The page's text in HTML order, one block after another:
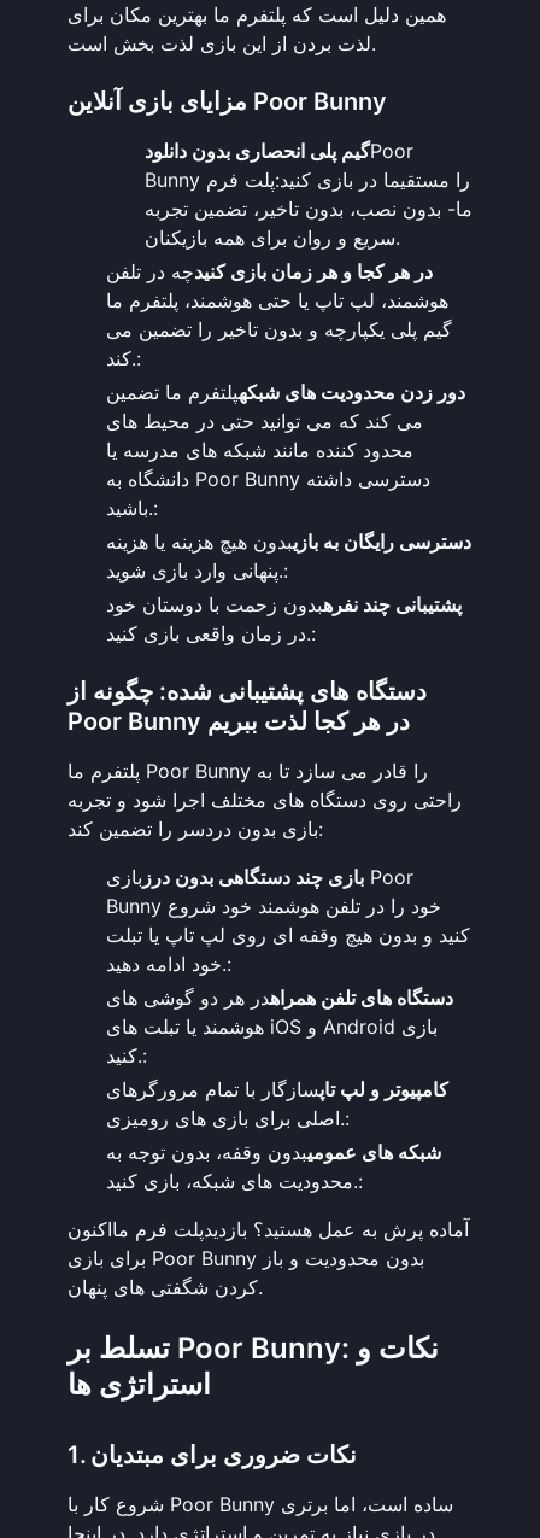
همین دلیل است که پلتفرم ما بهترین مکان برای
لذت بردن از این بازی لذت بخش است.
مزایای بازی آنلاین Poor Bunny
گیم پلی انحصاری بدون دانلودPoor
Bunny را مستقیما در بازی کنید:پلت فرم
ما- بدون نصب، بدون تاخیر، تضمین تجربه
سریع و روان برای همه بازیکنان.
در هر کجا و هر زمان بازی کنیدچه در تلفن
هوشمند، لپ تاپ یا حتی هوشمند، پلتفرم ما
گیم پلی یکپارچه و بدون تاخیر را تضمین می
کند.:
دور زدن محدودیت های شبکهپلتفرم ما تضمین
می کند که می توانید حتی در محیط های
محدود کننده مانند شبکه های مدرسه یا
دانشگاه به Poor Bunny دسترسی داشته
باشید.:
دسترسی رایگان به بازیبدون هیچ هزینه یا هزینه
پنهانی وارد بازی شوید.:
پشتیبانی چند نفرهبدون زحمت با دوستان خود
در زمان واقعی بازی کنید.:
دستگاه های پشتیبانی شده: چگونه از
Poor Bunny در هر کجا لذت ببریم
پلتفرم ما Poor Bunny را قادر می سازد تا به
راحتی روی دستگاه های مختلف اجرا شود و تجربه
بازی بدون دردسر را تضمین کند:
بازی چند دستگاهی بدون درز بازی Poor
Bunny خود را در تلفن هوشمند خود شروع
کنید و بدون هیچ وقفه ای روی لپ تاپ یا تبلت
خود ادامه دهید.:
دستگاه های تلفن همراهدر هر دو گوشی های
هوشمند یا تبلت های iOS و Android بازی
کنید.:
کامپیوتر و لپ تاپسازگار با تمام مرورگرهای
اصلی برای بازی های رومیزی.:
شبکه های عمومیبدون وقفه، بدون توجه به
محدودیت های شبکه، بازی کنید.:
آماده پرش به عمل هستید؟ بازدیدپلت فرم مااکنون
برای بازی Poor Bunny بدون محدودیت و باز
کردن شگفتی های پنهان.
تسلط بر Poor Bunny: نکات و
استراتژی ها
1. نکات ضروری برای مبتدیان
شروع کار با Poor Bunny ساده است، اما برتری
در بازی نیاز به تمرین و استراتژی دارد. در اینجا